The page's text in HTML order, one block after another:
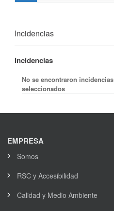
Incidencias
Incidencias
No se encontraron
seleccionados
EMPRESA
Somos
RSC y Accesibilidad
Calidad y Medio Ambiente